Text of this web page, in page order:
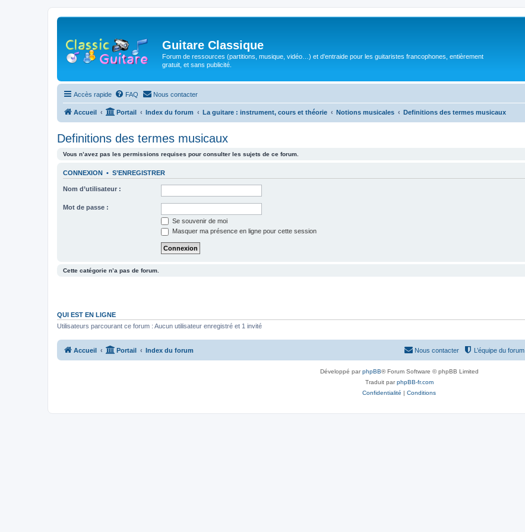
Guitare Classique
Forum de ressources (partitions, musique, vidéo…) et d'entraide pour les guitaristes francophones, entièrement
gratuit, et sans publicité.
Accès rapide FAQ Nous contacter
Accueil Portail Index du forum La guitare : instrument, cours et théorie Notions musicales Definitions des termes musicaux
Definitions des termes musicaux
Vous n’avez pas les permissions requises pour consulter les sujets de ce forum.
CONNEXION • S’ENREGISTRER
Nom d’utilisateur :
Mot de passe :
Se souvenir de moi
Masquer ma présence en ligne pour cette session
Cette catégorie n’a pas de forum.
QUI EST EN LIGNE
Utilisateurs parcourant ce forum : Aucun utilisateur enregistré et 1 invité
Accueil Portail Index du forum L’équipe du forum
Nous contacter
Développé parphpBB® Forum Software © phpBB Limited
Traduit parphpBB-fr.com
Confidentialité | Conditions